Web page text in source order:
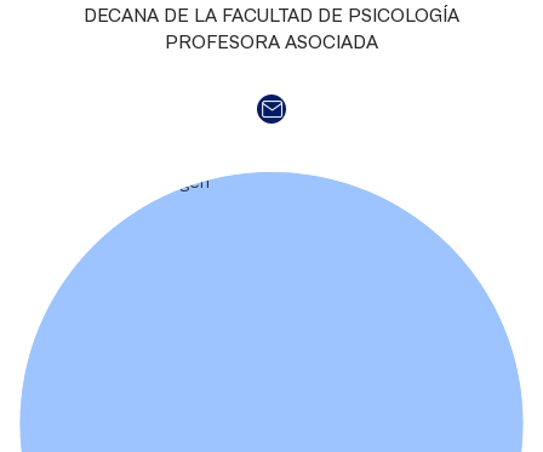
DECANA DE LA FACULTAD DE PSICOLOGÍA
PROFESORA ASOCIADA